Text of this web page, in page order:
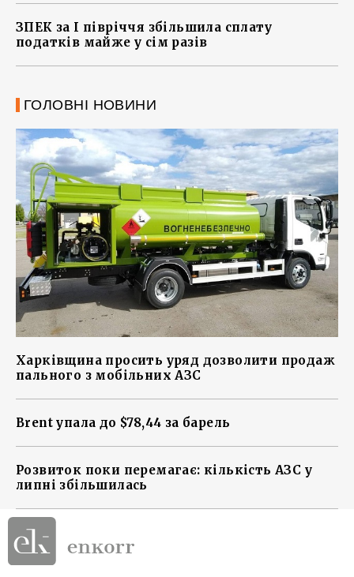
ЗПЕК за І півріччя збільшила сплату
податків майже у сім разів
ГОЛОВНІ НОВИНИ
Харківщина просить уряд дозволити продаж
пального з мобільних АЗС
Brent упала до $78,44 за барель
Розвиток поки перемагає: кількість АЗС у
липні збільшилась